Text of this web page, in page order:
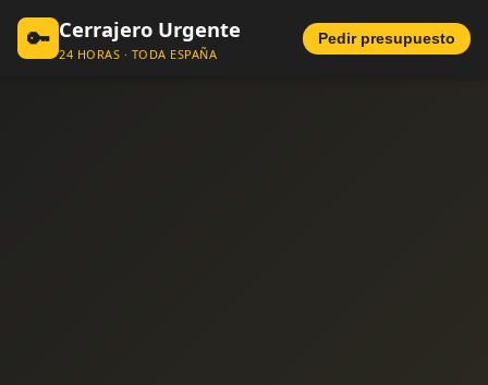
🔑 Cerrajero Urgente
24 HORAS · TODA ESPAÑA
Pedir presupuesto